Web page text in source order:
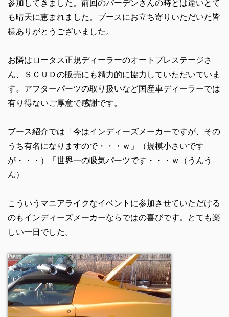
参加してきました。前回のバーデンさんの時とは違いとて
も晴天に恵まれました。ブースにお立ち寄りいただいた皆
様ありがとうございました。
お隣はロータス正規ディーラーのオートプレステージさ
ん、ＳＣＵＤの販売にも精力的に協力していただいていま
す。アフターパーツの取り扱いなど国産車ディーラーでは
有り得ないご厚意で感謝です。
ブース紹介では「今はインディーズメーカーですが、その
うち有名になりますので・・・ｗ」（規模小さいです
が・・・）「世界一の吸気パーツです・・・ｗ（うんう
ん）
こういうマニアライクなイベントに参加させていただける
のもインディーズメーカーならではの喜びです。とても楽
しい一日でした。